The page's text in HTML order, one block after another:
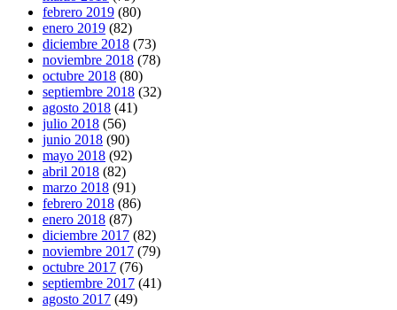
febrero 2019 (80)
enero 2019 (82)
diciembre 2018 (73)
noviembre 2018 (78)
octubre 2018 (80)
septiembre 2018 (32)
agosto 2018 (41)
julio 2018 (56)
junio 2018 (90)
mayo 2018 (92)
abril 2018 (82)
marzo 2018 (91)
febrero 2018 (86)
enero 2018 (87)
diciembre 2017 (82)
noviembre 2017 (79)
octubre 2017 (76)
septiembre 2017 (41)
agosto 2017 (49)